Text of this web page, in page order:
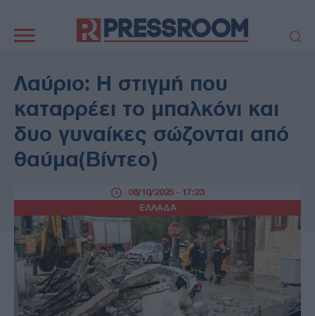
πλοήγηση
ΠΟΛΙΤΙΚΗ
ΤΟΥΡΚΙΑ
ΟΙΚΟΝΟΜΙΑ
ΕΚΚΛΗΣΙΑ
ΑΜΥΝΑ
ΔΙΕΘΝΗ
ΚΥΠΡΟΣ
MEDIA
AUTO - MOTO
ΓΑΣΤΡΟΝΟΜΙΑ
ΥΓΕΙΑ
ΤΕΧΝΟΛΟΓΙΑ
ΠΑΡΑΞΕΝΑ
ΖΩΔΙΑ
ΑΡΘΡΟΓΡΑΦΙΑ
Λαύριο: Η στιγμή που
καταρρέει το μπαλκόνι και
δυο γυναίκες σώζονται από
θαύμα(Βίντεο)
ΕΛΛΑΔΑ
08/10/2025 - 17:23